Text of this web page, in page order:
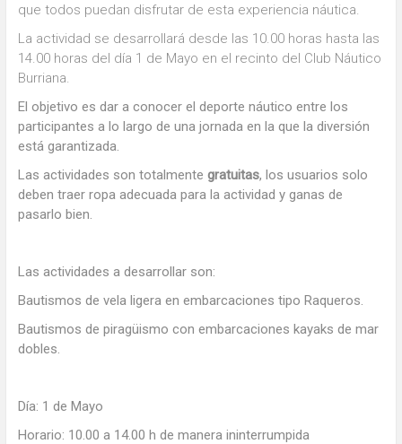
que todos puedan disfrutar de esta experiencia náutica.
La actividad se desarrollará desde las 10.00 horas hasta las
14.00 horas del día 1 de Mayo en el recinto del Club Náutico
Burriana.
El objetivo es dar a conocer el deporte náutico entre los
participantes a lo largo de una jornada en la que la diversión
está garantizada.
Las actividades son totalmente gratuitas, los usuarios solo
deben traer ropa adecuada para la actividad y ganas de
pasarlo bien.
Las actividades a desarrollar son:
Bautismos de vela ligera en embarcaciones tipo Raqueros.
Bautismos de piragüismo con embarcaciones kayaks de mar
dobles.
Día: 1 de Mayo
Horario: 10.00 a 14.00 h de manera ininterrumpida